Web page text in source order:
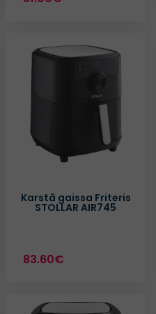
Karstā gaissa Friteris
STOLLAR AIR745
83.60€